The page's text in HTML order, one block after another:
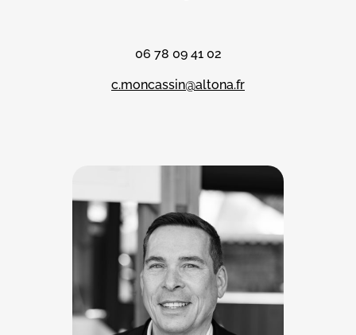
06 78 09 41 02
c.moncassin@altona.fr